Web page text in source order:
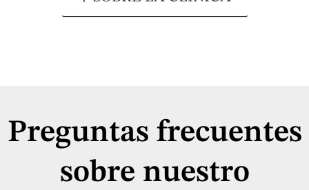
Preguntas frecuentes
sobre nuestro